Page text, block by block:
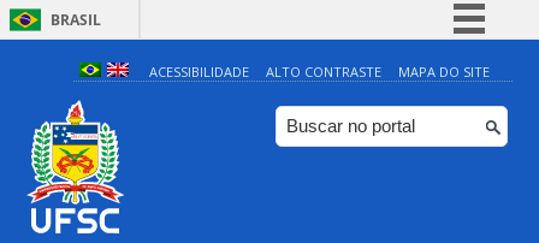
BRASIL
Simplifique!
Comunica BR
Participe
ACESSIBILIDADE ALTO CONTRASTE MAPA DO SITE